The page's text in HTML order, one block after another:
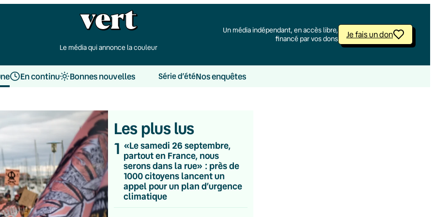
Le média qui annonce la couleur
Un média indépendant, en accès libre,
financé par vos dons
Je fais un don
En continu Bonnes nouvelles Série d’étéNos enquêtes
Les plus lus
1 «Le samedi 26 septembre,
partout en France, nous
serons dans la rue» : près de
1000 citoyens lancent un
appel pour un plan d’urgence
climatique